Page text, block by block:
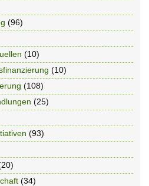
(96)
(10)
(10)
(108)
(25)
(93)
(34)